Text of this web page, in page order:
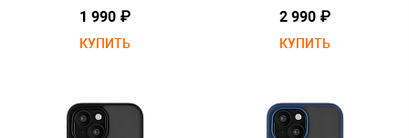
1 990 ₽
КУПИТЬ
2 990 ₽
КУПИТЬ